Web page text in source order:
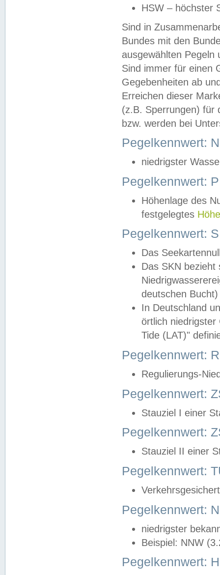
HSW – höchster
Sind in
Bundes mit den
ausgewählten
Sind immer für einen
Gegebenheiten ab
Erreichen dieser
(z.B. Sperrungen) für
bzw. werden bei
Pegelkennwert:
niedrigster
Pegelkennwert:
Höhenlage des
festgelegtes
Pegelkennwert:
Das
Das SKN
deutschen
In Deutschland
örtlich
Tide (LAT)"
Pegelkennwert:
Regulierungs-
Pegelkennwert:
Stauziel I einer
Pegelkennwert:
Stauziel II einer
Pegelkennwert:
Pegelkennwert:
niedrigster
Beispiel: NNW
Pegelkennwert: